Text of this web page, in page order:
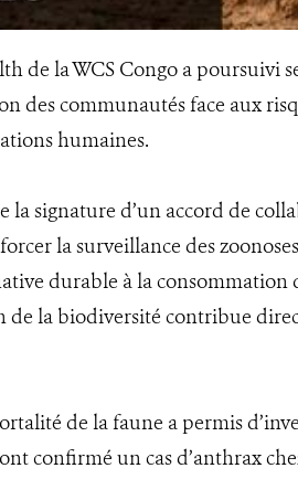
de la WCS Congo a poursuivi
communautés face aux
humaines.
la signature d’un accord de
la surveillance des
durable à la consommation
de la biodiversité contribue
de la faune a permis
confirmé un cas d’anthrax